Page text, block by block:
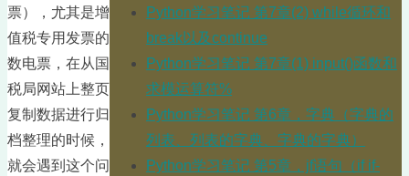
票），尤其是增
值税专用发票的
数电票，在从国
税局网站上整页
复制数据进行归
档整理的时候，
就会遇到这个问
Python学习笔记 第7章(2) while循环和
break以及continue
Python学习笔记 第7章(1) input()函数和
求模运算符%
Python学习笔记 第6章，字典（字典的
列表、列表的字典、字典的字典）
Python学习笔记 第5章，jf语句（if if-